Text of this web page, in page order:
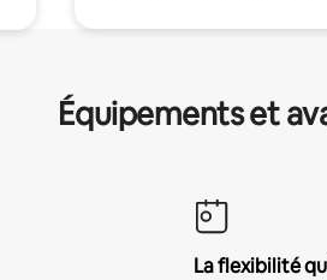
Équipements et
La flexibilité